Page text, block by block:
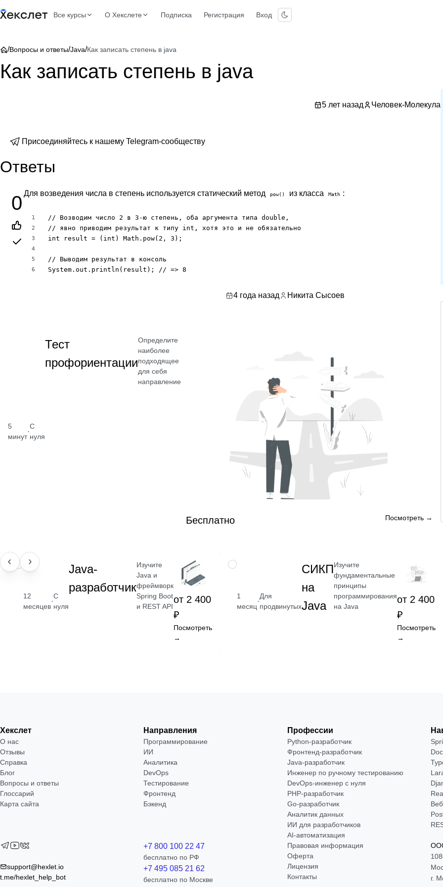
Все курсы О Хекслете Подписка Регистрация Вход
/Вопросы и ответы/Java/Как записать степень в java
Как записать степень в java
5 лет назад Человек-Молекула
Присоединяйтесь к нашему Telegram-сообществу
Ответы
0 Для возведения числа в степень используется статический метод pow() из класса Math :
1
2
3
4
5
6
// Возводим число 2 в 3-ю степень, оба аргумента типа double,
// явно приводим результат к типу int, хотя это и не обязательно
int result = (int) Math.pow(2, 3);
// Выводим результат в консоль
System.out.println(result); // => 8
4 года назад Никита Сысоев
5
минут
·
С
нуля
Тест
профориентации
Определите
наиболее
подходящее
для себя
направление
Бесплатно Посмотреть →
ПРОФЕССИЯ
12
месяцев
·
С
нуля
Java-
разработчик
Изучите
Java и
фреймворк
Spring Boot
и REST API
от 2 400
₽
Посмотреть
→
НАВЫК
1
месяц
·
Для
продвинутых
СИКП
на
Java
Изучите
фундаментальные
принципы
программирования
на Java
от 2 400
₽
Посмотреть
→
Хекслет
О нас
Отзывы
Справка
Блог
Вопросы и ответы
Глоссарий
Карта сайта
Направления
Программирование
ИИ
Аналитика
DevOps
Тестирование
Фронтенд
Бэкенд
Профессии
Python-разработчик
Фронтенд-разработчик
Java-разработчик
Инженер по ручному тестированию
DevOps-инженер с нуля
РНР-разработчик
Go-разработчик
Аналитик данных
ИИ для разработчиков
AI-автоматизация
support@hexlet.io
t.me/hexlet_help_bot
+7 800 100 22 47
бесплатно по РФ
+7 495 085 21 62
бесплатно по Москве
Правовая информация
Оферта
Лицензия
Контакты
г.